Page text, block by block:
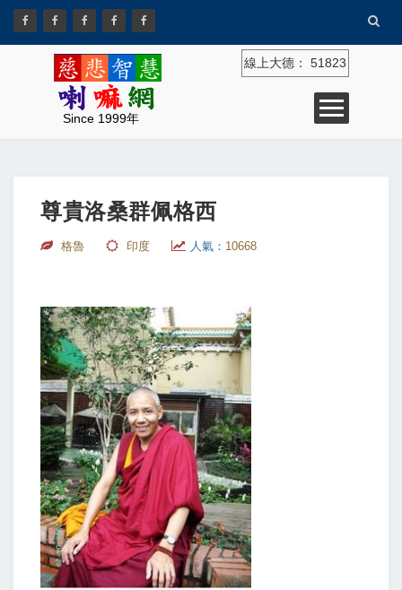
Since 1999年
線上大德： 51823
尊貴洛桑群佩格西
格魯 印度 人氣： 10668